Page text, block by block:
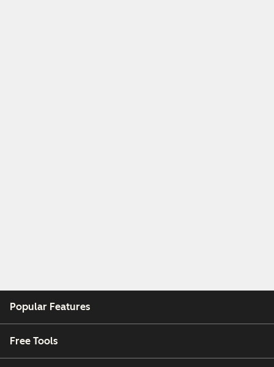
Popular Features
Free Tools